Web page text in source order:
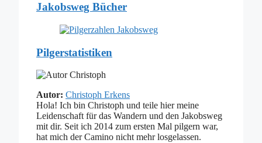
Jakobsweg Bücher
Pilgerstatistiken
Autor: Christoph Erkens
Hola! Ich bin Christoph und teile hier meine
Leidenschaft für das Wandern und den Jakobsweg
mit dir. Seit ich 2014 zum ersten Mal pilgern war,
hat mich der Camino nicht mehr losgelassen.